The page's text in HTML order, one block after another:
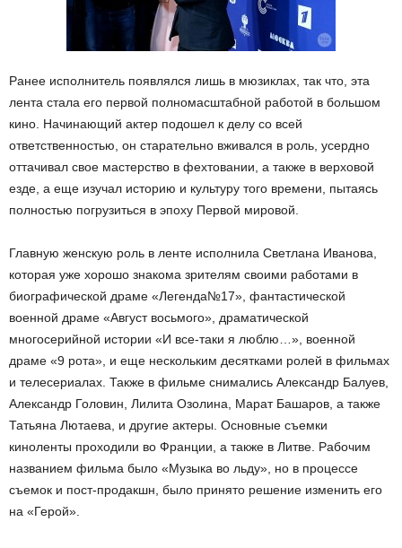
Ранее исполнитель появлялся лишь в мюзиклах, так что, эта
лента стала его первой полномасштабной работой в большом
кино. Начинающий актер подошел к делу со всей
ответственностью, он старательно вживался в роль, усердно
оттачивал свое мастерство в фехтовании, а также в верховой
езде, а еще изучал историю и культуру того времени, пытаясь
полностью погрузиться в эпоху Первой мировой.
Главную женскую роль в ленте исполнила Светлана Иванова,
которая уже хорошо знакома зрителям своими работами в
биографической драме «Легенда№17», фантастической
военной драме «Август восьмого», драматической
многосерийной истории «И все-таки я люблю…», военной
драме «9 рота», и еще нескольким десятками ролей в фильмах
и телесериалах. Также в фильме снимались Александр Балуев,
Александр Головин, Лилита Озолина, Марат Башаров, а также
Татьяна Лютаева, и другие актеры. Основные съемки
киноленты проходили во Франции, а также в Литве. Рабочим
названием фильма было «Музыка во льду», но в процессе
съемок и пост-продакшн, было принято решение изменить его
на «Герой».